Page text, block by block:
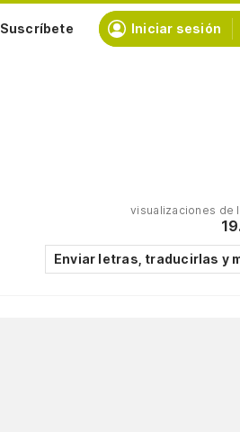
Suscríbete Iniciar sesión
visualizaciones de
Enviar letras, traducirlas y